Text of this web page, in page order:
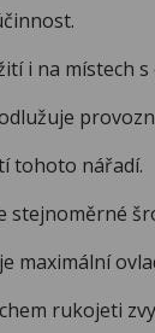
na místech s
tohoto nářadí.
rukojeti